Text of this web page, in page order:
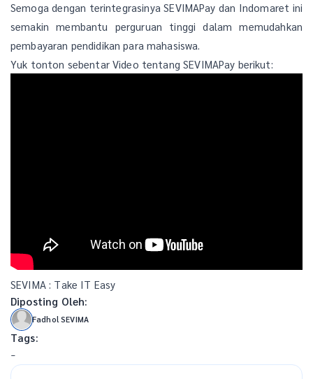
Semoga dengan terintegrasinya SEVIMAPay dan Indomaret ini
semakin membantu perguruan tinggi dalam memudahkan
pembayaran pendidikan para mahasiswa.
Yuk tonton sebentar Video tentang SEVIMAPay berikut:
SEVIMA : Take IT Easy
Diposting Oleh:
Fadhol SEVIMA
Tags:
-